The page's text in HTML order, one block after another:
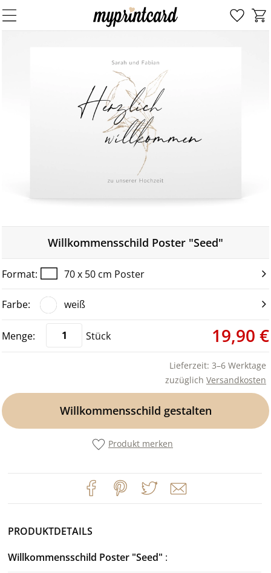
Willkommensschild Poster "Seed"
70 x 50 cm Poster
weiß
Stück 19,90 €
Lieferzeit: 3–6 Werktage
zuzüglich Versandkosten
Willkommensschild gestalten
Produkt merken
PRODUKTDETAILS
Willkommensschild Poster "Seed"